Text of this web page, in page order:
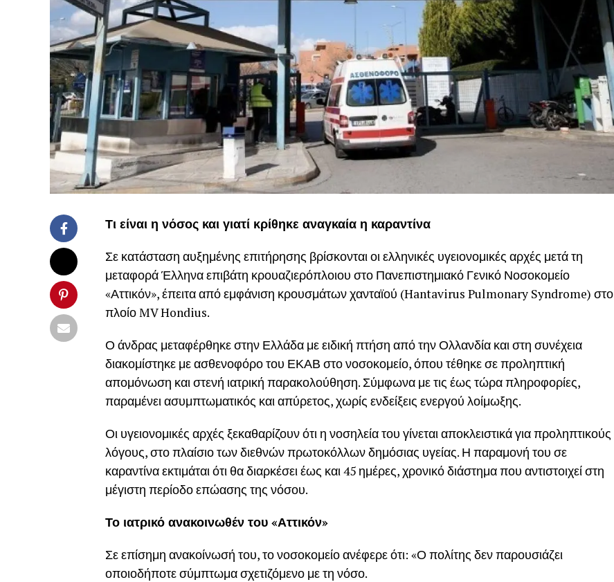
Τι είναι η νόσος και γιατί κρίθηκε αναγκαία η καραντίνα
Σε κατάσταση αυξημένης επιτήρησης βρίσκονται οι ελληνικές υγειονομικές αρχές μετά τη
μεταφορά Έλληνα επιβάτη κρουαζιερόπλοιου στο Πανεπιστημιακό Γενικό Νοσοκομείο
«Αττικόν», έπειτα από εμφάνιση κρουσμάτων χανταϊού (Hantavirus Pulmonary Syndrome) στο
πλοίο MV Hondius.
Ο άνδρας μεταφέρθηκε στην Ελλάδα με ειδική πτήση από την Ολλανδία και στη συνέχεια
διακομίστηκε με ασθενοφόρο του ΕΚΑΒ στο νοσοκομείο, όπου τέθηκε σε προληπτική
απομόνωση και στενή ιατρική παρακολούθηση. Σύμφωνα με τις έως τώρα πληροφορίες,
παραμένει ασυμπτωματικός και απύρετος, χωρίς ενδείξεις ενεργού λοίμωξης.
Οι υγειονομικές αρχές ξεκαθαρίζουν ότι η νοσηλεία του γίνεται αποκλειστικά για προληπτικούς
λόγους, στο πλαίσιο των διεθνών πρωτοκόλλων δημόσιας υγείας. Η παραμονή του σε
καραντίνα εκτιμάται ότι θα διαρκέσει έως και 45 ημέρες, χρονικό διάστημα που αντιστοιχεί στη
μέγιστη περίοδο επώασης της νόσου.
Το ιατρικό ανακοινωθέν του «Αττικόν»
Σε επίσημη ανακοίνωσή του, το νοσοκομείο ανέφερε ότι: «Ο πολίτης δεν παρουσιάζει
οποιοδήποτε σύμπτωμα σχετιζόμενο με τη νόσο.